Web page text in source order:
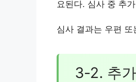
요된다. 심사 중 추
심사 결과는 우편
3-2. 추